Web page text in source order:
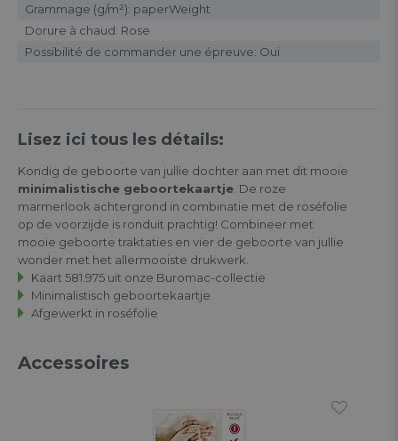
Grammage (g/m²): paperWeight
Dorure à chaud: Rose
Possibilité de commander une épreuve: Oui
Lisez ici tous les détails:
Kondig de geboorte van jullie dochter aan met dit mooie
minimalistische geboortekaartje . De roze
marmerlook achtergrond in combinatie met de roséfolie
op de voorzijde is ronduit prachtig! Combineer met
mooie geboorte traktaties en vier de geboorte van jullie
wonder met het allermooiste drukwerk.
Kaart 581.975 uit onze Buromac-collectie
Minimalistisch geboortekaartje
Afgewerkt in roséfolie
Accessoires